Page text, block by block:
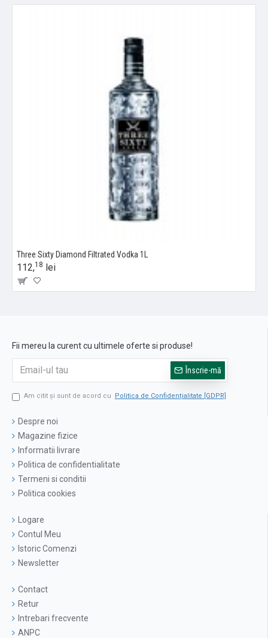
Three Sixty Diamond Filtrated Vodka 1L
112,18 lei
Fii mereu la curent cu ultimele oferte si produse!
Înscrie-mă
Am citit şi sunt de acord cu Politica de Confidențialitate [GDPR]
Despre noi
Magazine fizice
Informatii livrare
Politica de confidentialitate
Termeni si conditii
Politica cookies
Logare
Contul Meu
Istoric Comenzi
Newsletter
Contact
Retur
Intrebari frecvente
ANPC